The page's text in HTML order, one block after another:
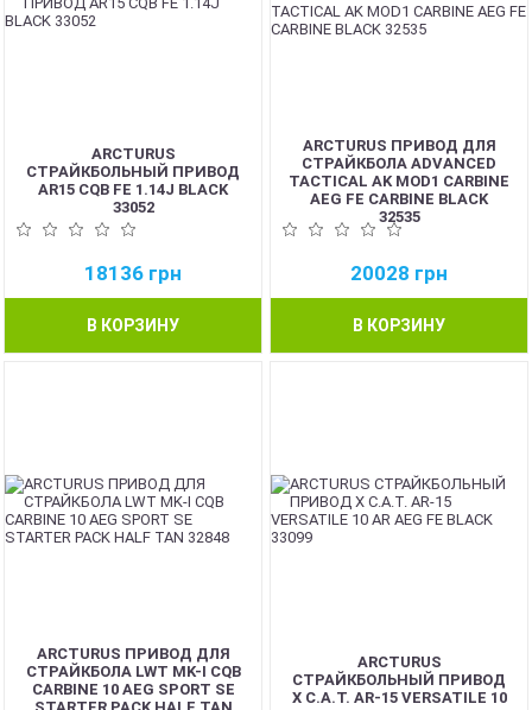
ARCTURUS
СТРАЙКБОЛЬНЫЙ ПРИВОД
AR15 CQB FE 1.14J BLACK
33052
18136 грн
В КОРЗИНУ
ARCTURUS ПРИВОД ДЛЯ
СТРАЙКБОЛА ADVANCED
TACTICAL AK MOD1 CARBINE
AEG FE CARBINE BLACK
32535
20028 грн
В КОРЗИНУ
ARCTURUS ПРИВОД ДЛЯ
СТРАЙКБОЛА LWT MK-I CQB
CARBINE 10 AEG SPORT SE
STARTER PACK HALF TAN
ARCTURUS
СТРАЙКБОЛЬНЫЙ ПРИВОД
X C.A.T. AR-15 VERSATILE 10